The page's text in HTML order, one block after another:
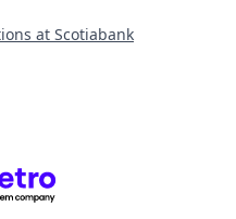
at Scotiabank
Getro.com